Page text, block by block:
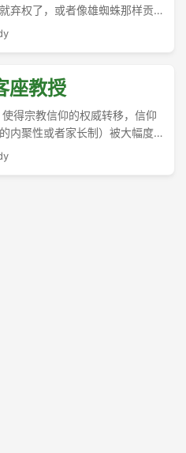
弃权了，或者像雄蜘蛛那样贡
汤。 ...
座教授
得宗教信仰的权威转移，信仰
内聚性或者家长制）被大幅度
在加强。 宗教权威向所谓